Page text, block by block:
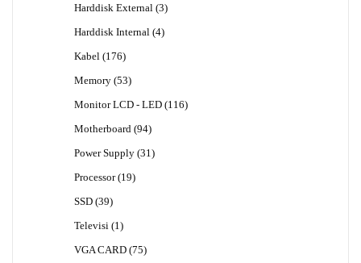
Harddisk External 33
Harddisk Internal 44
Kabel
176176
Memory 5353
Monitor LCD - LED 116116
Motherboard 9494
Power Supply 31 31
Processor 1919
SSD 3939
Televisi
1 1
VGA CARD 7575